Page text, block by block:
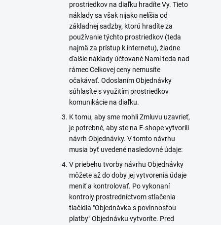
prostriedkov na diaľku hradíte Vy. Tieto
náklady sa však nijako nelíšia od
základnej sadzby, ktorú hradíte za
používanie týchto prostriedkov (teda
najmä za prístup k internetu), žiadne
ďalšie náklady účtované Nami teda nad
rámec Celkovej ceny nemusíte
očakávať. Odoslaním Objednávky
súhlasíte s využitím prostriedkov
komunikácie na diaľku.
K tomu, aby sme mohli Zmluvu uzavrieť,
je potrebné, aby ste na E-shope vytvorili
návrh Objednávky. V tomto návrhu
musia byť uvedené nasledovné údaje:
V priebehu tvorby návrhu Objednávky
môžete až do doby jej vytvorenia údaje
meniť a kontrolovať. Po vykonaní
kontroly prostredníctvom stlačenia
tlačidla "Objednávka s povinnosťou
platby" Objednávku vytvoríte. Pred